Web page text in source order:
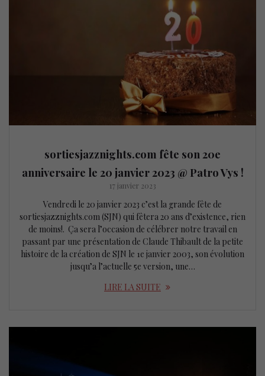
sortiesjazznights.com fête son 20e
anniversaire le 20 janvier 2023 @ Patro Vys !
17 janvier 2023
Vendredi le 20 janvier 2023 c’est la grande fête de
sortiesjazznights.com (SJN) qui fêtera 20 ans d’existence, rien
de moins!. Ça sera l’occasion de célébrer notre travail en
passant par une présentation de Claude Thibault de la petite
histoire de la création de SJN le 1e janvier 2003, son évolution
jusqu’a l’actuelle 5e version, une…
LIRE LA SUITE